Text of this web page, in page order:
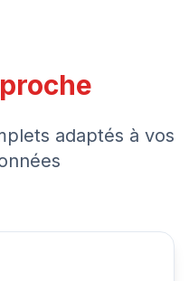
adaptés à vos